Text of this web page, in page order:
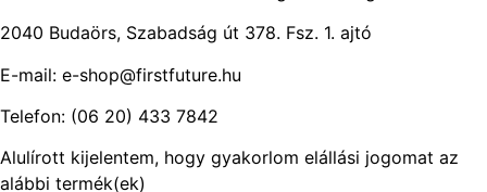
2040 Budaörs, Szabadság út 378. Fsz. 1. ajtó
E-mail: e-shop@firstfuture.hu
Telefon: (06 20) 433 7842
Alulírott kijelentem, hogy gyakorlom elállási jogomat az
alábbi termék(ek)